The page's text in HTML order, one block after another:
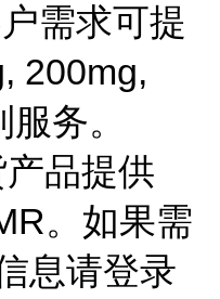
需求可提
200mg,
务。
品提供
。如果需
息请登录